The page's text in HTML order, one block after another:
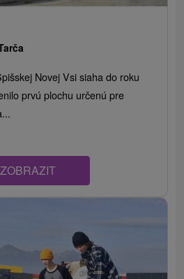
Novej Vsi siaha do roku
prvú plochu určenú pre
ZOBRAZIT